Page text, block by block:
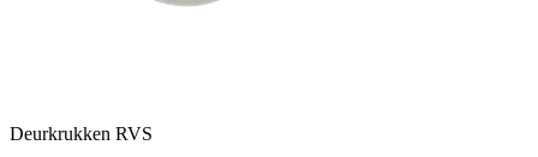
Deurkrukken RVS